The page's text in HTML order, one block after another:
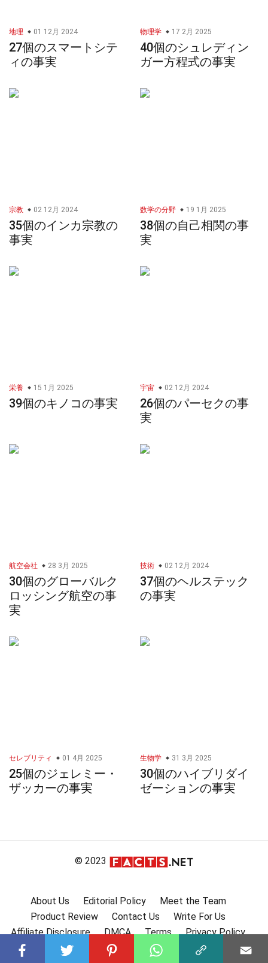
地理 01 12月 2024
27個のスマートシテ
ィの事実
物理学 17 2月 2025
40個のシュレディン
ガー方程式の事実
宗教 02 12月 2024
35個のインカ宗教の
事実
数学の分野 19 1月 2025
38個の自己相関の事
実
栄養 15 1月 2025
39個のキノコの事実
宇宙 02 12月 2024
26個のパーセクの事
実
航空会社 28 3月 2025
30個のグローバルク
ロッシング航空の事
実
技術 02 12月 2024
37個のヘルステック
の事実
セレブリティ 01 4月 2025
25個のジェレミー・
ザッカーの事実
生物学 31 3月 2025
30個のハイブリダイ
ゼーションの事実
© 2023
About Us Editorial Policy
Meet the Team
Product Review
Contact Us
Write For Us
Affiliate Disclosure
DMCA Terms
Privacy Policy
Submit Facts
More Facts